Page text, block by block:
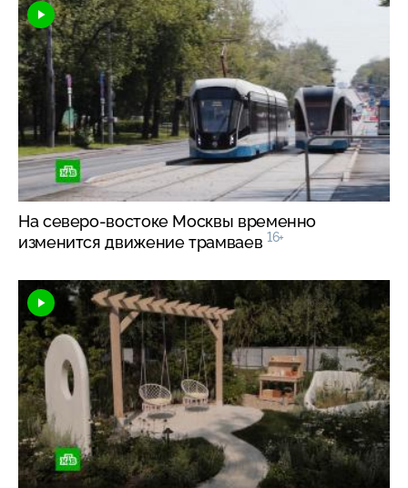
На северо-востокеМосквы временно
изменится движение трамваев 16+